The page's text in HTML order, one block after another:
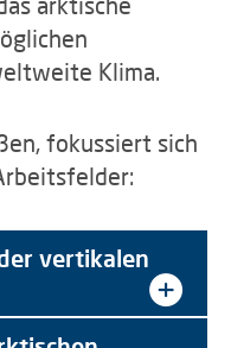
Klima.
fokussiert sich
vertikalen